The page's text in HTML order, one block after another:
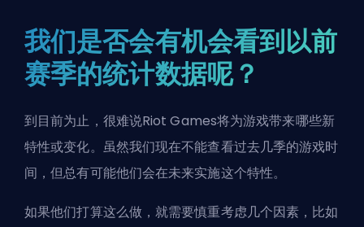
我们是否会有机会看到以前
赛季的统计数据呢？
到目前为止，很难说Riot Games将为游戏带来哪些新
特性或变化。虽然我们现在不能查看过去几季的游戏时
间，但总有可能他们会在未来实施这个特性。
如果他们打算这么做，就需要慎重考虑几个因素，比如